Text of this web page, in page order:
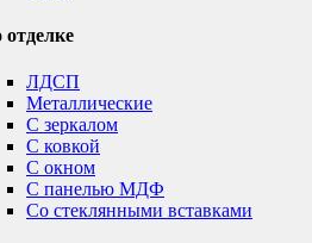
отделке
ЛДСП
Металлические
С зеркалом
С ковкой
С окном
С панелью МДФ
Со стеклянными вставками